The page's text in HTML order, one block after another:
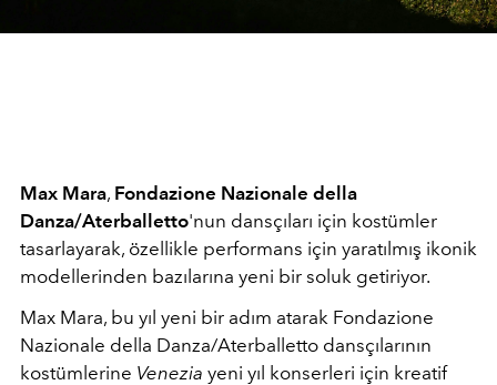
Max Mara, Fondazione Nazionale della
Danza/Aterballetto'nun dansçıları için kostümler
tasarlayarak, özellikle performans için yaratılmış ikonik
modellerinden bazılarına yeni bir soluk getiriyor.
Max Mara, bu yıl yeni bir adım atarak Fondazione
Nazionale della Danza/Aterballetto dansçılarının
kostümlerine Venezia yeni yıl konserleri için kreatif